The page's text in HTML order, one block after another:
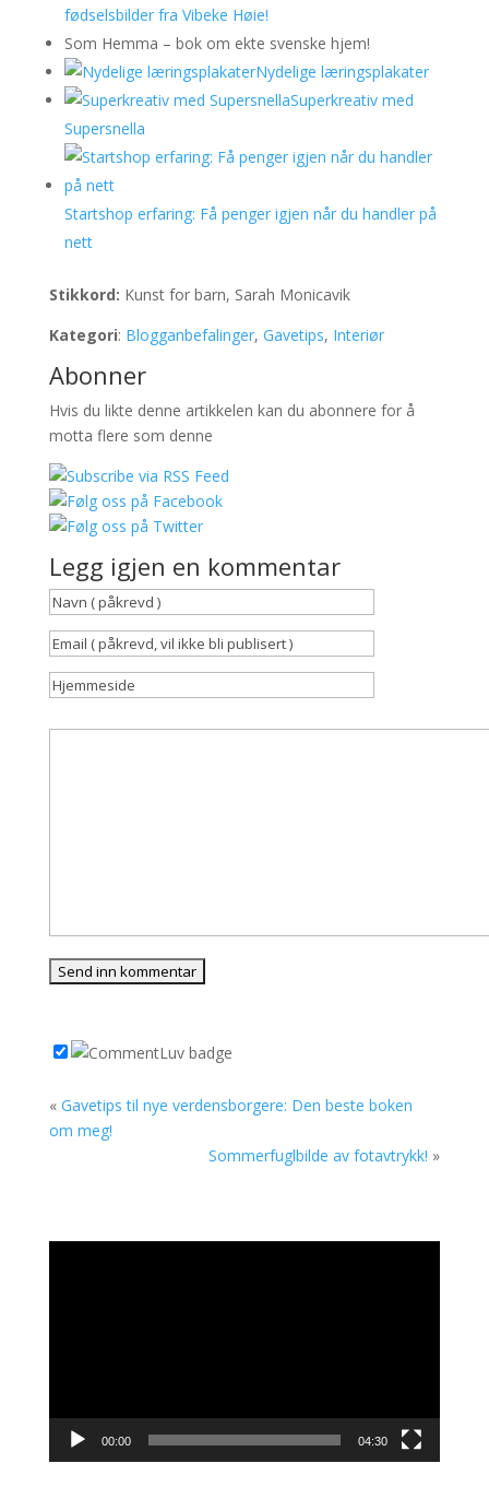
fødselsbilder fra Vibeke Høie!
Som Hemma – bok om ekte svenske hjem!
Nydelige læringsplakater
Superkreativ med
Supersnella
Startshop erfaring: Få penger igjen når du handler på
nett
Stikkord: Kunst for barn, Sarah Monicavik
Kategori: Blogganbefalinger, Gavetips, Interiør
Abonner
Hvis du likte denne artikkelen kan du abonnere for å
motta flere som denne
Legg igjen en kommentar
« Gavetips til nye verdensborgere: Den beste boken
om meg!
Sommerfuglbilde av fotavtrykk! »
00:00 04:30